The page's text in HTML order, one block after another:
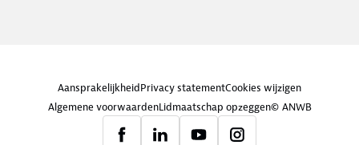
AansprakelijkheidPrivacy statementCookies wijzigen
Algemene voorwaardenLidmaatschap opzeggen© ANWB